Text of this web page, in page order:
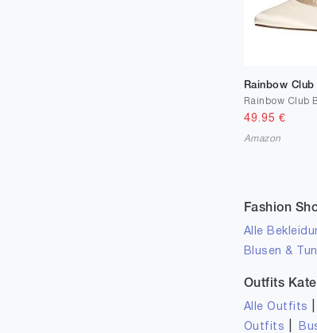
Rainbow Club
49.95 €
Amazon
Fashion
Alle
Blusen &
Outfits
Alle Outfits
Outfits